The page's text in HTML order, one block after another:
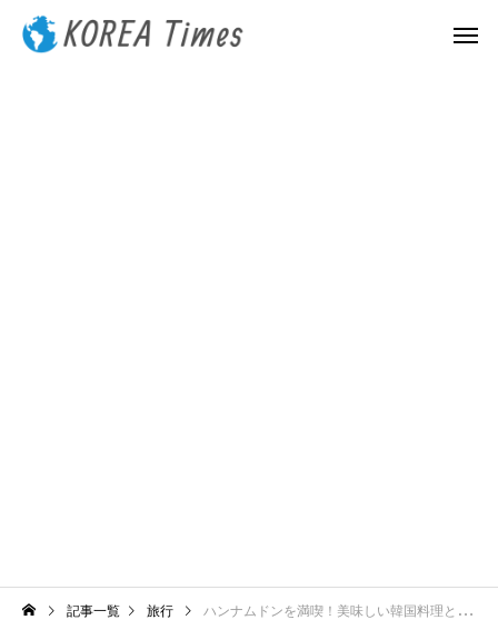
記事一覧 旅行 ハンナムドンを満喫！美味しい韓国料理とおしゃれスポット